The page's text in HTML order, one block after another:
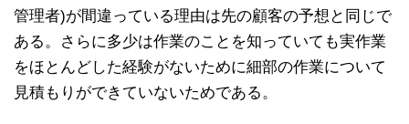
管理者)が間違っている理由は先の顧客の予想と同じで
ある。さらに多少は作業のことを知っていても実作業
をほとんどした経験がないために細部の作業について
見積もりができていないためである。